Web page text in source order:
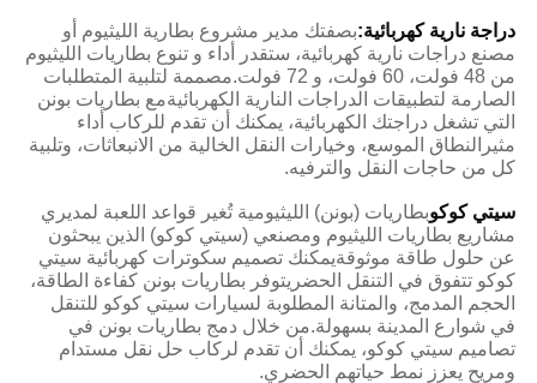
دراجة نارية كهربائية:بصفتك مدير مشروع بطارية الليثيوم أو
مصنع دراجات نارية كهربائية، ستقدر أداء و تنوع بطاريات الليثيوم
من 48 فولت، 60 فولت، و 72 فولت.مصممة لتلبية المتطلبات
الصارمة لتطبيقات الدراجات النارية الكهربائيةمع بطاريات بونن
التي تشغل دراجتك الكهربائية، يمكنك أن تقدم للركاب أداء
مثيرالنطاق الموسع، وخيارات النقل الخالية من الانبعاثات، وتلبية
كل من حاجات النقل والترفيه.
سيتي كوكوبطاريات (بونن) الليثيومية تُغير قواعد اللعبة لمديري
مشاريع بطاريات الليثيوم ومصنعي (سيتي كوكو) الذين يبحثون
عن حلول طاقة موثوقةيمكنك تصميم سكوترات كهربائية سيتي
كوكو تتفوق في التنقل الحضريتوفر بطاريات بونن كفاءة الطاقة،
الحجم المدمج، والمتانة المطلوبة لسيارات سيتي كوكو للتنقل
في شوارع المدينة بسهولة.من خلال دمج بطاريات بونن في
تصاميم سيتي كوكو، يمكنك أن تقدم لركاب حل نقل مستدام
ومريح يعزز نمط حياتهم الحضري.